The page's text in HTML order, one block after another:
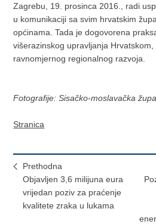
Zagrebu, 19. prosinca 2016., radi
u komunikaciji sa svim hrvatskim
općinama. Tada je dogovorena
višerazinskog upravljanja
ravnomjernog regionalnog razvoja.
Fotografije: Sisačko-moslavačka
Stranica
Prethodna
Objavljen 3,6 milijuna eura
vrijedan poziv za praćenje
kvalitete zraka u lukama